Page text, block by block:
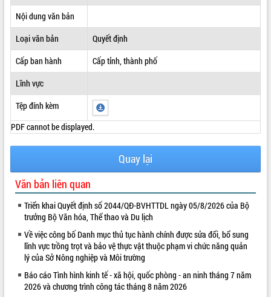
VIDEO
Nội dung văn bản
Loại văn bản
Quyết định
Cấp ban hành
Cấp tỉnh, thành phố
Lĩnh vực
Tệp đính kèm
PDF cannot be displayed.
Quay lại
Văn bản liên quan
Triển khai Quyết định số 2044/QĐ-BVHTTDL ngày 05/8/2026 của Bộ
trưởng Bộ Văn hóa, Thể thao và Du lịch
Về việc công bố Danh mục thủ tục hành chính được sửa đổi, bổ sung
lĩnh vực trồng trọt và bảo vệ thực vật thuộc phạm vi chức năng quản
lý của Sở Nông nghiệp và Môi trường
Báo cáo Tình hình kinh tế - xã hội, quốc phòng - an ninh tháng 7 năm
2026 và chương trình công tác tháng 8 năm 2026